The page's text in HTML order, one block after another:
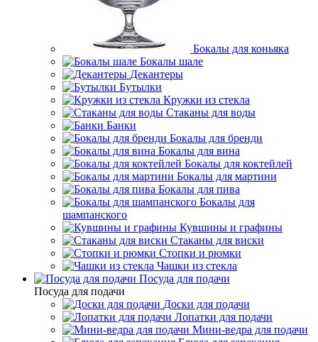
Бокалы для коньяка
Бокалы шале
Декантеры
Бутылки
Кружки из стекла
Стаканы для воды
Банки
Бокалы для бренди
Бокалы для вина
Бокалы для коктейлей
Бокалы для мартини
Бокалы для пива
Бокалы для
шампанского
Кувшины и графины
Стаканы для виски
Стопки и рюмки
Чашки из стекла
Посуда для подачи
Посуда для подачи
Доски для подачи
Лопатки для подачи
Мини-ведра для подачи